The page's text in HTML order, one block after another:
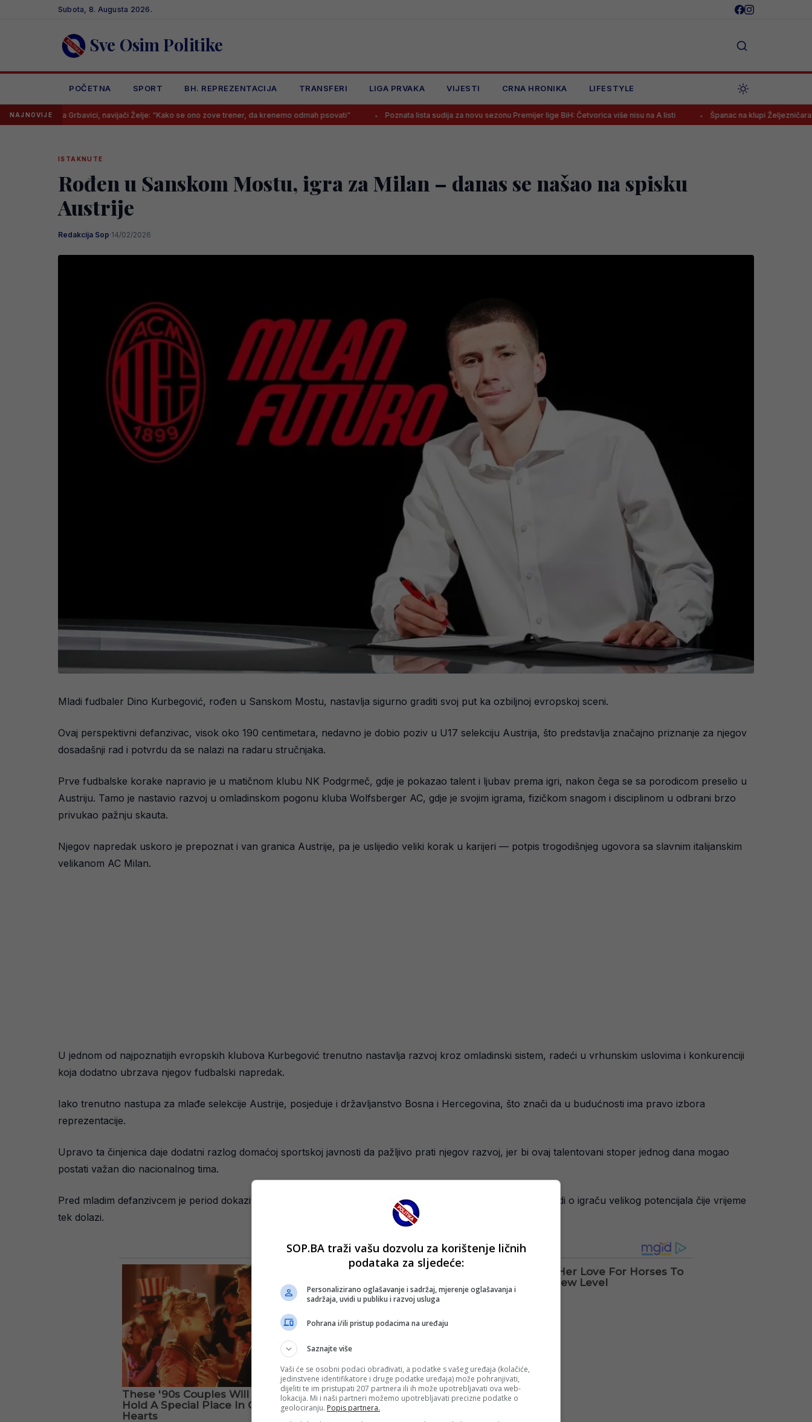
Subota, 8. Augusta 2026.
Sve Osim Politike
POČETNA SPORT BH. REPREZENTACIJA TRANSFERI LIGA PRVAKA VIJESTI CRNA HRONIKA LIFESTYLE
NAJNOVIJE
Grbavici, navijači Želje: “Kako se ono zove trener, da krenemo odmah psovati” Poznata lista sudija za novu sezonu Premijer lige BiH: Četvorica više nisu na A listi Španac na klupi Željezničara nakon pobjede
ISTAKNUTE
Rođen u Sanskom Mostu, igra za Milan – danas se našao na spisku
Austrije
Redakcija Sop·14/02/2026
Mladi fudbaler Dino Kurbegović, rođen u Sanskom Mostu, nastavlja sigurno graditi svoj put ka ozbiljnoj evropskoj sceni.
Ovaj perspektivni defanzivac, visok oko 190 centimetara, nedavno je dobio poziv u U17 selekciju Austrija, što predstavlja značajno priznanje za njegov
dosadašnji rad i potvrdu da se nalazi na radaru stručnjaka.
Prve fudbalske korake napravio je u matičnom klubu NK Podgrmeč, gdje je pokazao talent i ljubav prema igri, nakon čega se sa porodicom preselio u
Austriju. Tamo je nastavio razvoj u omladinskom pogonu kluba Wolfsberger AC, gdje je svojim igrama, fizičkom snagom i disciplinom u odbrani brzo
privukao pažnju skauta.
Njegov napredak uskoro je prepoznat i van granica Austrije, pa je uslijedio veliki korak u karijeri — potpis trogodišnjeg ugovora sa slavnim italijanskim
velikanom AC Milan.
U jednom od najpoznatijih evropskih klubova Kurbegović trenutno nastavlja razvoj kroz omladinski sistem, radeći u vrhunskim uslovima i konkurenciji
koja dodatno ubrzava njegov fudbalski napredak.
Iako trenutno nastupa za mlađe selekcije Austrije, posjeduje i državljanstvo Bosna i Hercegovina, što znači da u budućnosti ima pravo izbora
reprezentacije.
Upravo ta činjenica daje dodatni razlog domaćoj sportskoj javnosti da pažljivo prati njegov razvoj, jer bi ovaj talentovani stoper jednog dana mogao
postati važan dio nacionalnog tima.
Pred mladim defanzivcem je period dokazivanja, rada i sazrijevanja, ali dosadašnji put jasno pokazuje da se radi o igraču velikog potencijala čije vrijeme
tek dolazi.
SOP.BA traži vašu dozvolu za korištenje ličnih
podataka za sljedeće:
Personalizirano oglašavanje i sadržaj, mjerenje oglašavanja i
sadržaja, uvidi u publiku i razvoj usluga
Pohrana i/ili pristup podacima na uređaju
Saznajte više
Vaši će se osobni podaci obrađivati, a podatke s vašeg uređaja (kolačiće,
jedinstvene identifikatore i druge podatke uređaja) može pohranjivati,
dijeliti te im pristupati 207 partnera ili ih može upotrebljavati ova web-
lokacija. Mi i naši partneri možemo upotrebljavati precizne podatke o
geolociranju. Popis partnera.